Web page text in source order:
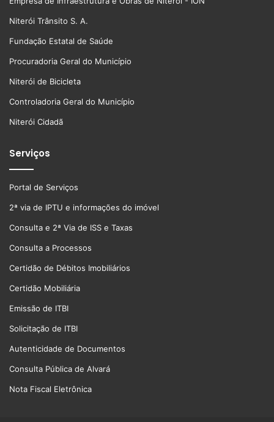
Niterói Trânsito S. A.
Fundação Estatal de Saúde
Procuradoria Geral do Município
Niterói de Bicicleta
Controladoria Geral do Município
Niterói Cidadã
Serviços
Portal de Serviços
2ª via de IPTU e informações do imóvel
Consulta e 2ª Via de ISS e Taxas
Consulta a Processos
Certidão de Débitos Imobiliários
Certidão Mobiliária
Emissão de ITBI
Solicitação de ITBI
Autenticidade de Documentos
Consulta Pública de Alvará
Nota Fiscal Eletrônica